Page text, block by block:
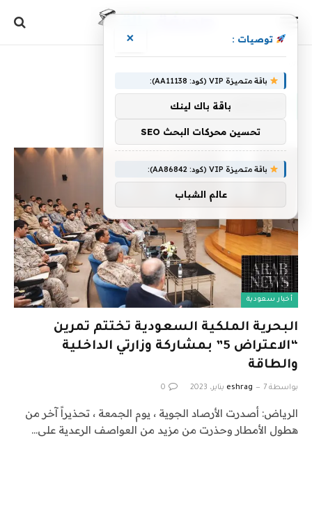
الاعتراض
أخبار سعودية
البحرية الملكية السعودية تختتم تمرين
“الاعتراض 5” بمشاركة وزارتي الداخلية
والطاقة
بواسطة eshrag 7 يناير، 2023 0
الرياض: أصدرت الأرصاد الجوية ، يوم الجمعة ، تحذيراً آخر من
هطول الأمطار وحذرت من مزيد من العواصف الرعدية على…
توصيات : ×
باقة متميزة VIP (كود: AA11138):
باقة باك لينك
تحسين محركات البحث SEO
باقة متميزة VIP (كود: AA86842):
عالم الشباب